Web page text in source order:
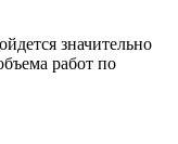
значительно
работ по